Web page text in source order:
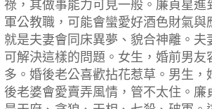
祿，其做事能力可見一般。廉貞星
軍公教職，可能會蠻愛好酒色財氣
就是夫妻會同床異夢、貌合神離。夫
可解決這樣的問題。女生，婚前男
多。婚後老公喜歡拈花惹草。男生
後老婆會愛賣弄風情，管不太住。